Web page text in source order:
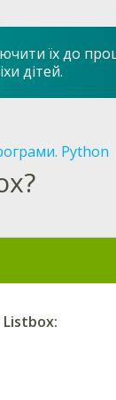
їх до
дітей.
Python